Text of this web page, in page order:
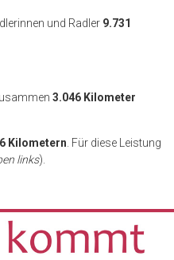
und Radler 9.731
3.046 Kilometer
Kilometern . Für diese Leistung
links).